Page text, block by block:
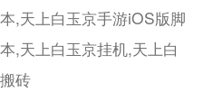
,天上白玉京手游iOS版脚
,天上白玉京挂机,天上白
砖